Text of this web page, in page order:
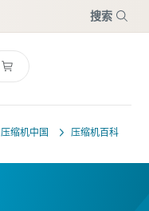
搜索
压缩机中国 压缩机百科